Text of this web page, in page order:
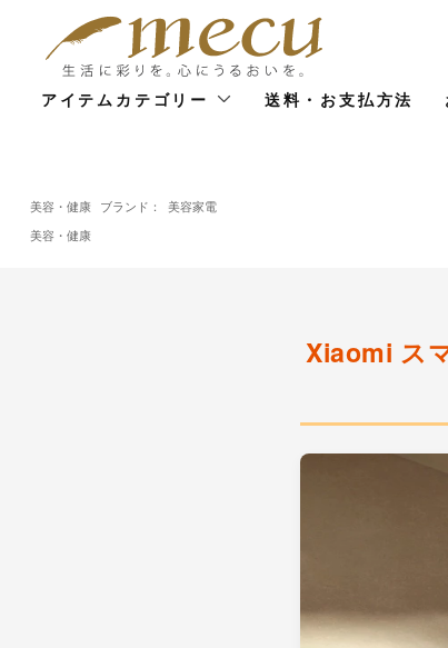
アイテムカテゴリー 送料・お支払方法
美容・健康 ブランド： 美容家電
美容・健康
Xiaomi ス